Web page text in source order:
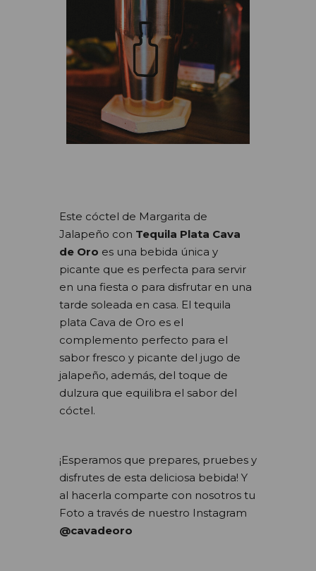
Este cóctel de Margarita de
Jalapeño con Tequila Plata Cava
de Oro es una bebida única y
picante que es perfecta para servir
en una fiesta o para disfrutar en una
tarde soleada en casa. El tequila
plata Cava de Oro es el
complemento perfecto para el
sabor fresco y picante del jugo de
jalapeño, además, del toque de
dulzura que equilibra el sabor del
cóctel.
¡Esperamos que prepares, pruebes y
disfrutes de esta deliciosa bebida! Y
al hacerla comparte con nosotros tu
Foto a través de nuestro Instagram
@cavadeoro